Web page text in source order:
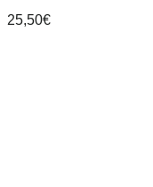
25,50€